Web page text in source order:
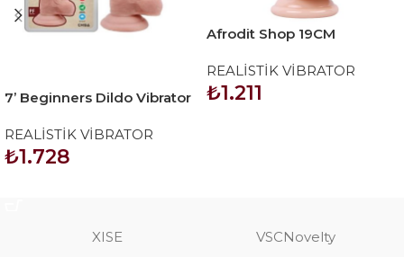
7’ Beginners Dildo Vibrator
REALİSTİK VİBRATOR
₺1.728
Afrodit Shop 19CM
Penis
REALİSTİK VİBRATOR
₺1.211
XISE VSCNovelty